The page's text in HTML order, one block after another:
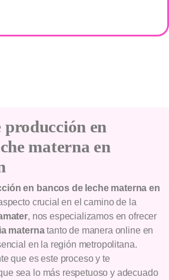
en
materna en
en bancos de leche materna en
crucial en el camino de la
, nos especializamos en ofrecer
maternatanto de manera online en
en la región metropolitana.
que es este proceso y te
sea lo más respetuoso y adecuado